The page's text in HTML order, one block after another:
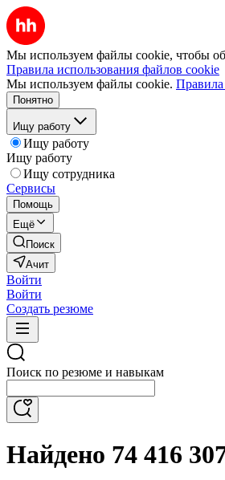
Мы используем файлы cookie, чтобы
Правила использования файлов cookie
Мы используем файлы cookie. Правила
Понятно
Ищу работу
Ищу работу
Ищу работу
Ищу сотрудника
Сервисы
Помощь
Ещё
Поиск
Ачит
Войти
Войти
Создать резюме
Поиск по резюме и навыкам
Найдено 74 416